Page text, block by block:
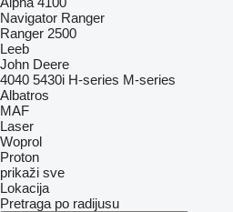
Navigator Ranger
Ranger 2500
Leeb
John Deere
4040 5430i H-series M-series
Albatros
MAF
Laser
Woprol
Proton
prikaži sve
Lokacija
Pretraga po radijusu